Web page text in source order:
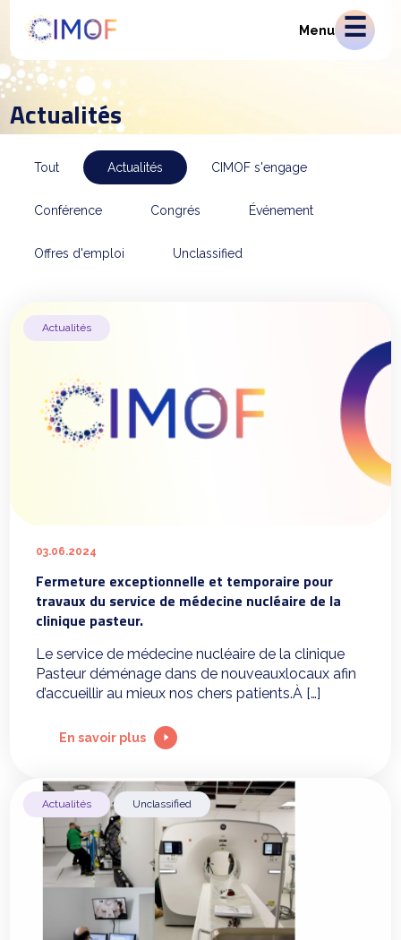
Menu
Actualités
Tout Actualités CIMOF s'engage
Conférence Congrés Événement
Offres d'emploi Unclassified
Actualités
03.06.2024
Fermeture exceptionnelle et temporaire pour
travaux du service de médecine nucléaire de la
clinique pasteur.
Le service de médecine nucléaire de la clinique
Pasteur déménage dans de nouveauxlocaux afin
d’accueillir au mieux nos chers patients.À […]
En savoir plus
Actualités Unclassified